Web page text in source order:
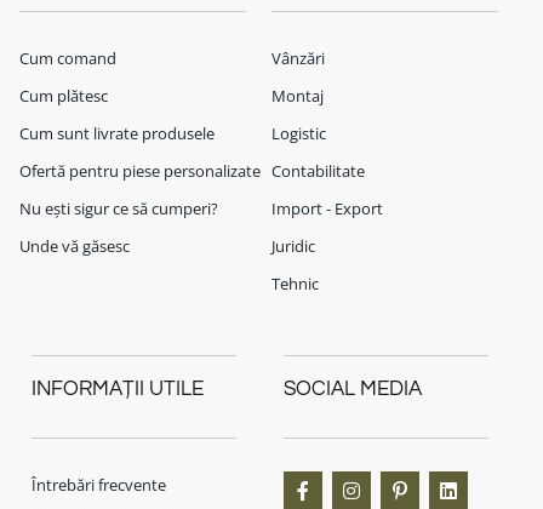
Cum comand
Cum plătesc
Cum sunt livrate produsele
Ofertă pentru piese personalizate
Nu ești sigur ce să cumperi?
Unde vă găsesc
Vânzări
Montaj
Logistic
Contabilitate
Import - Export
Juridic
Tehnic
INFORMAȚII UTILE
Întrebări frecvente
SOCIAL MEDIA